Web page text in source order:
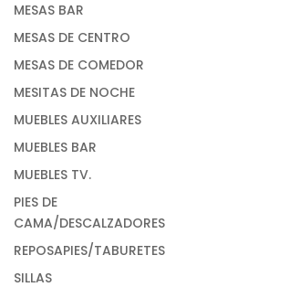
MESAS BAR
MESAS DE CENTRO
MESAS DE COMEDOR
MESITAS DE NOCHE
MUEBLES AUXILIARES
MUEBLES BAR
MUEBLES TV.
PIES DE
CAMA/DESCALZADORES
REPOSAPIES/TABURETES
SILLAS